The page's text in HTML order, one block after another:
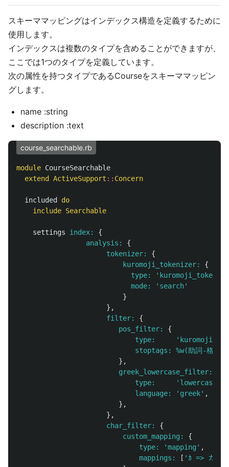
スキーママッピングはインデックス構造を定義するために
使用します。
インデックスは複数のタイプを含めることができますが、
ここでは1つのタイプを定義しています。
次の属性を持つタイプであるCourseをスキーママッピン
グします。
name :string
description :text
course_searchable.rb
module CourseSearchable
extend
ActiveSupport :: Concern
included
do
include Searchable
settings index: {
analysis: {
tokenizer: {
kuromoji_tokenizer: {
type:
mode:
'search'
}
},
filter: {
pos_filter: {
type:
stoptags: %w(助詞-格助
},
greek_lowercase_filter:
type:
'lowercase'
language:
'greek' ,
},
},
char_filter: {
custom_mapping: {
type:
'mapping' ,
mappings:
[ 'ｶ => カ'